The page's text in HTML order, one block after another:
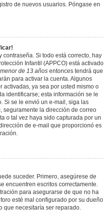
de nuevos usuarios. Póngase en
contraseña. Si todo está correcto, hay
Infantil (APPCO) está activado
de 13 años entonces tendrá que
para activar la cuenta. Algunos
activadas, ya sea por usted mismo o
identificarse; esta información se le
Si se le envió un e-mail, siga las
seguramente la dirección de correo
o tal vez haya sido capturada por un
de e-mail que proporcionó es
suceder. Primero, asegúrese de
encuentren escritos correctamente.
para asegurarse de que no ha
esté mal configurado por su dueño
que necesitaría ser reparado.